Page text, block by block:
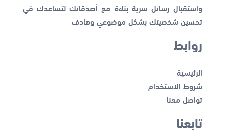
واستقبال رسائل سرية بناءة مع أصدقائك لتساعدك في
تحسين شخصيتك بشكل موضوعي وهادف
روابط
الرئيسية
شروط الاستخدام
تواصل معنا
تابعنا